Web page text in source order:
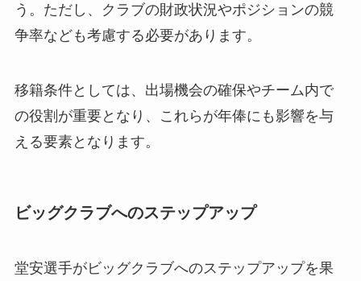
う。ただし、クラブの財政状況やポジションの競
争率なども考慮する必要があります。
移籍条件としては、出場機会の確保やチーム内で
の役割が重要となり、これらが年俸にも影響を与
える要素となります。
ビッグクラブへのステップアップ
堂安選手がビッグクラブへのステップアップを果